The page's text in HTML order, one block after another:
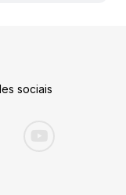
sociais